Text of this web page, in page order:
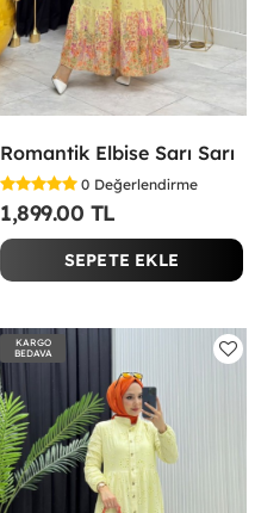
Romantik Elbise Sarı Sarı
0 Değerlendirme
1,899.00 TL
SEPETE EKLE
KARGO
BEDAVA